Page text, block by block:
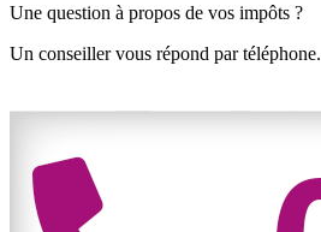
Une question à propos de vos impôts ?
Un conseiller vous répond par téléphone.